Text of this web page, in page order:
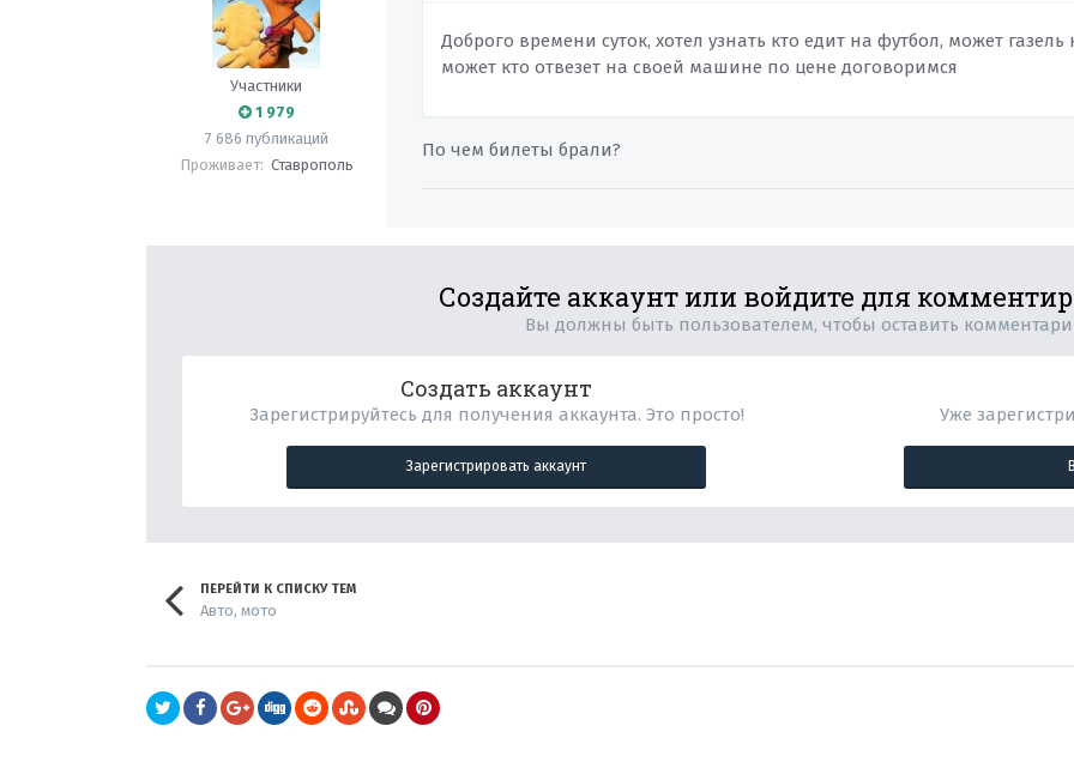
Участники
1 979
7 686 публикаций
Проживает: Ставрополь
Доброго времени суток, хотел узнать кто едит на футбол, может
может кто отвезет на своей машине по цене договоримся
По чем билеты брали?
Создайте аккаунт или войдите для
Вы должны быть пользователем, чтобы оставить
Создать аккаунт
Зарегистрируйтесь для получения аккаунта. Это просто!
Зарегистрировать аккаунт
Уже
ПЕРЕЙТИ К СПИСКУ ТЕМ
Авто, мото